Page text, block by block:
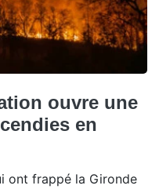
ouvre une
en
ont frappé la Gironde